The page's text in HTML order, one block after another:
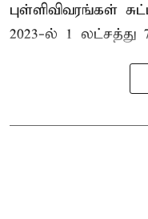
புள்ளிவிவரங்கள்
2023-ல் 1 லட்சத்து